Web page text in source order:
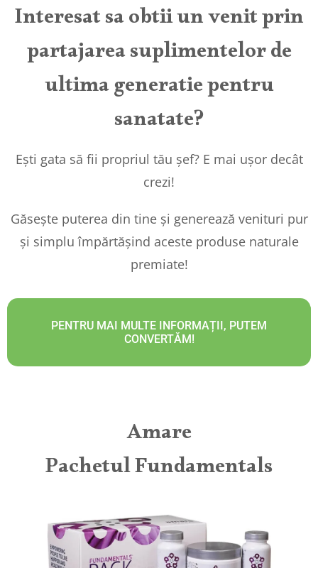
Interesat sa obtii un venit prin
partajarea suplimentelor de
ultima generatie pentru
sanatate?
Ești gata să fii propriul tău șef? E mai ușor decât
crezi!
Găsește puterea din tine și generează venituri pur
și simplu împărtășind aceste produse naturale
premiate!
PENTRU MAI MULTE INFORMAȚII, PUTEM
CONVERTĂM!
Amare
Pachetul Fundamentals